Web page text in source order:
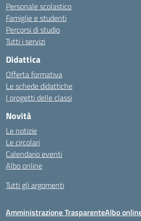
Personale scolastico
Famiglie e studenti
Percorsi di studio
Tutti i servizi
Didattica
Offerta formativa
Le schede didattiche
I progetti delle classi
Novità
Le notizie
Le circolari
Calendario eventi
Albo online
Tutti gli argomenti
Amministrazione TrasparenteAlbo